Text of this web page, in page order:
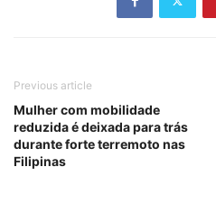
Previous article
Mulher com mobilidade
reduzida é deixada para trás
durante forte terremoto nas
Filipinas